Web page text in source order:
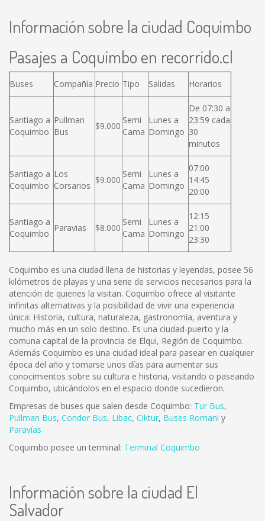
Información sobre la ciudad Coquimbo
Pasajes a Coquimbo en recorrido.cl
Buses Compañía Precio Tipo Salidas Horarios
Santiago a
Coquimbo
Pullman
Bus
$9.000
Semi
Cama
Lunes a
Domingo
De 07:30 a
23:59 cada
30
minutos
Santiago a
Coquimbo
Los
Corsarios
$9.000
Semi
Cama
Lunes a
Domingo
07:00
14:45
20:00
Santiago a
Coquimbo
Paravias $8.000
Semi
Cama
Lunes a
Domingo
12:15
21:00
23:30
Coquimbo es una ciudad llena de historias y leyendas, posee 56
kilómetros de playas y una serie de servicios necesarios para la
atención de quienes la visitan. Coquimbo ofrece al visitante
infinitas alternativas y la posibilidad de vivir una experiencia
única: Historia, cultura, naturaleza, gastronomía, aventura y
mucho más en un solo destino. Es una ciudad-puerto y la
comuna capital de la provincia de Elqui, Región de Coquimbo.
Además Coquimbo es una ciudad ideal para pasear en cualquier
época del año y tomarse unos días para aumentar sus
conocimientos sobre su cultura e historia, visitando o paseando
Coquimbo, ubicándolos en el espacio donde sucedieron.
Empresas de buses que salen desde Coquimbo: Tur Bus,
Pullman Bus, Condor Bus, Libac, Ciktur, Buses Romani y
Paravías
Coquimbo posee un terminal: Terminal Coquimbo
Información sobre la ciudad El
Salvador